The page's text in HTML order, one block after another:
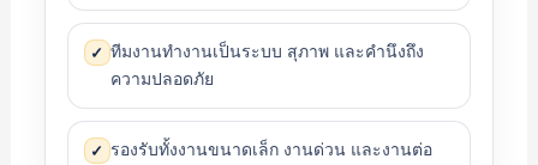
✓ ทีมงานทำงานเป็นระบบ สุภาพ และคำนึงถึง
ความปลอดภัย
✓ รองรับทั้งงานขนาดเล็ก งานด่วน และงานต่อ